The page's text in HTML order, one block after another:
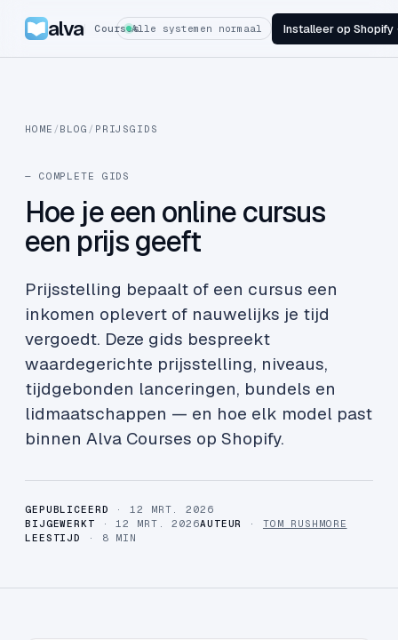
alva CoursesAlle systemen normaal Installeer op
HOME / BLOG / PRIJSGIDS
— COMPLETE GIDS
Hoe je een online cursus
een prijs geeft
Prijsstelling bepaalt of een cursus een
inkomen oplevert of nauwelijks je tijd
vergoedt. Deze gids bespreekt
waardegerichte prijsstelling, niveaus,
tijdgebonden lanceringen, bundels en
lidmaatschappen — en hoe elk model past
binnen Alva Courses op Shopify.
GEPUBLICEERD
· 12 MRT. 2026
BIJGEWERKT · 12 MRT. 2026AUTEUR · TOM RUSHMORE
LEESTIJD
· 8 MIN